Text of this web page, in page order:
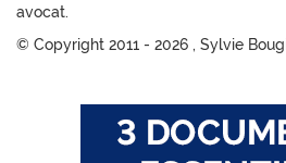
avocat.
© Copyright 2011 - 2026 , Sylvie